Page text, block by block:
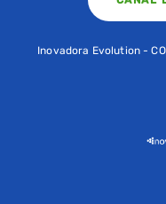
Inovadora Evolution -